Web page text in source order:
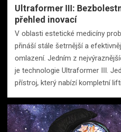
Ultraformer III:
přehled inovací
V oblasti estetické medicíny
přináší stále šetrnější a
omlazení. Jedním z
je technologie Ultraformer III.
přístroj, který nabízí kompletní